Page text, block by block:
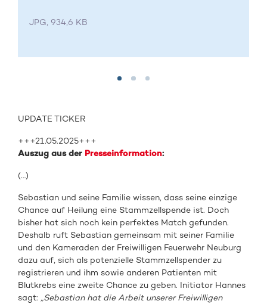
JPG, 934,6 KB
UPDATE TICKER
+++21.05.2025+++
Auszug aus der Presseinformation:
(…)
Sebastian und seine Familie wissen, dass seine einzige
Chance auf Heilung eine Stammzellspende ist. Doch
bisher hat sich noch kein perfektes Match gefunden.
Deshalb ruft Sebastian gemeinsam mit seiner Familie
und den Kameraden der Freiwilligen Feuerwehr Neuburg
dazu auf, sich als potenzielle Stammzellspender zu
registrieren und ihm sowie anderen Patienten mit
Blutkrebs eine zweite Chance zu geben. Initiator Hannes
sagt: „Sebastian hat die Arbeit unserer Freiwilligen